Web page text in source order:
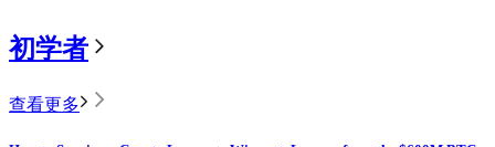
初学者
查看更多